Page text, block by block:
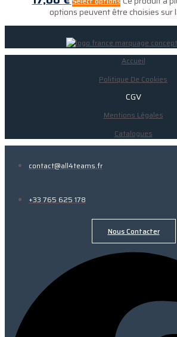
options peuvent être choisies sur
Accueil
Politique De Cookies
CGV
Mentions Légales
Catalogues
contact@all4teams.fr
+33 765 625 178
Nous Contacter